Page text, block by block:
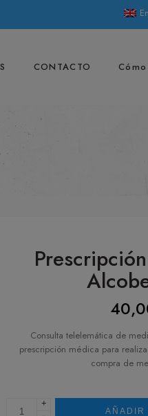
CONTACTO
Consulta telelemática de
prescripción médica para
compra de
+
AÑADIR